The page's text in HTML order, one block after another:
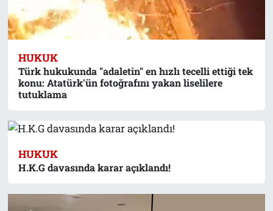
HUKUK
Türk hukukunda "adaletin" en hızlı tecelli ettiği tek
konu: Atatürk'ün fotoğrafını yakan liselilere
tutuklama
HUKUK
H.K.G davasında karar açıklandı!